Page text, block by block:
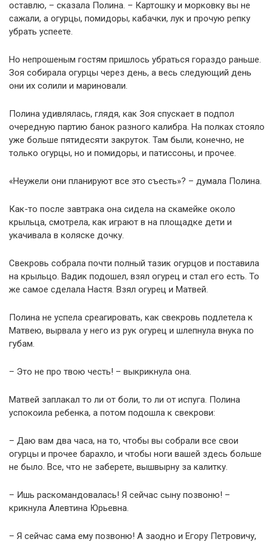
оставлю, – сказала Полина. – Картошку и морковку вы не
сажали, а огурцы, помидоры, кабачки, лук и прочую репку
убрать успеете.
Но непрошеным гостям пришлось убраться гораздо раньше.
Зоя собирала огурцы через день, а весь следующий день
они их солили и мариновали.
Полина удивлялась, глядя, как Зоя спускает в подпол
очередную партию банок разного калибра. На полках стояло
уже больше пятидесяти закруток. Там были, конечно, не
только огурцы, но и помидоры, и патиссоны, и прочее.
«Неужели они планируют все это съесть»? – думала Полина.
Как-то после завтрака она сидела на скамейке около
крыльца, смотрела, как играют в на площадке дети и
укачивала в коляске дочку.
Свекровь собрала почти полный тазик огурцов и поставила
на крыльцо. Вадик подошел, взял огурец и стал его есть. То
же самое сделала Настя. Взял огурец и Матвей.
Полина не успела среагировать, как свекровь подлетела к
Матвею, вырвала у него из рук огурец и шлепнула внука по
губам.
– Это не про твою честь! – выкрикнула она.
Матвей заплакал то ли от боли, то ли от испуга. Полина
успокоила ребенка, а потом подошла к свекрови:
– Даю вам два часа, на то, чтобы вы собрали все свои
огурцы и прочее барахло, и чтобы ноги вашей здесь больше
не было. Все, что не заберете, вышвырну за калитку.
– Ишь раскомандовалась! Я сейчас сыну позвоню! –
крикнула Алевтина Юрьевна.
– Я сейчас сама ему позвоню! А заодно и Егору Петровичу,